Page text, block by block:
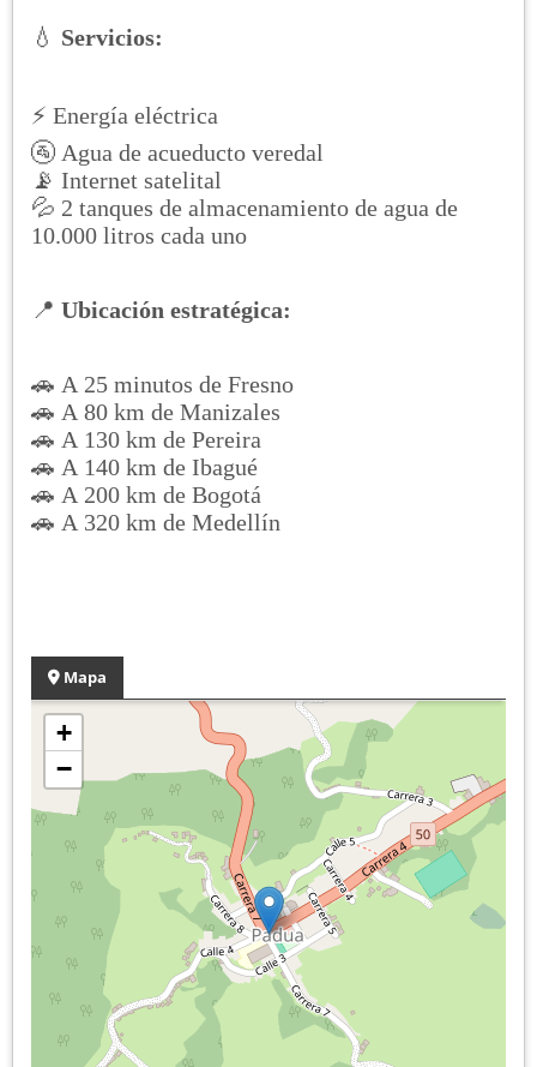
💧 Servicios:
⚡ Energía eléctrica
🚰 Agua de acueducto veredal
📡 Internet satelital
💦 2 tanques de almacenamiento de agua de
10.000 litros cada uno
📍 Ubicación estratégica:
🚗 A 25 minutos de Fresno
🚗 A 80 km de Manizales
🚗 A 130 km de Pereira
🚗 A 140 km de Ibagué
🚗 A 200 km de Bogotá
🚗 A 320 km de Medellín
Mapa
+
−